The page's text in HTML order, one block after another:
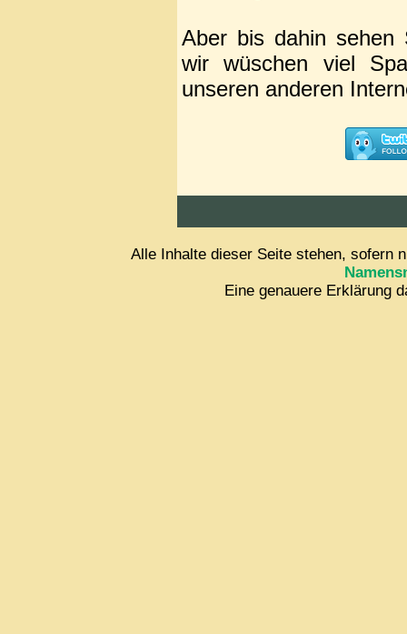
Aber bis dahin sehen
wir wüschen viel
unseren anderen
Alle Inhalte dieser Seite stehen, sofern
Eine genauere Erklärung